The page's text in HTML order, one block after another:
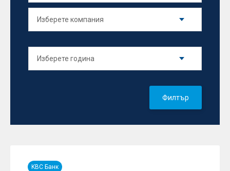
Филтър
KBC Банк